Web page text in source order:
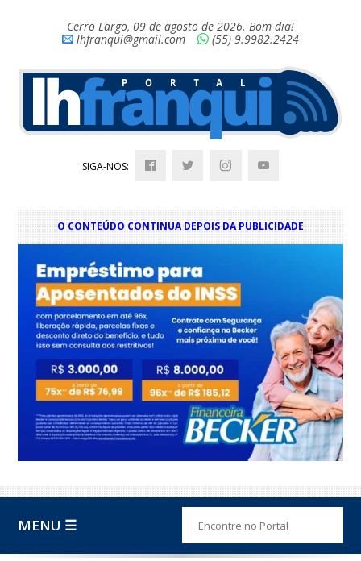
Cerro Largo, 09 de agosto de 2026. Bom dia!
lhfranqui@gmail.com
(55) 9.9982.2424
SIGA-NOS:
O CONTEÚDO CONTINUA DEPOIS DA PUBLICIDADE
MENU ☰